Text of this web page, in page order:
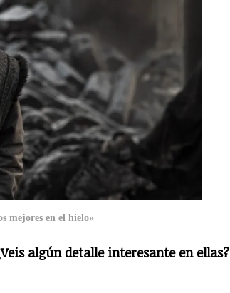
mejores en el hielo»
algún detalle interesante en ellas?